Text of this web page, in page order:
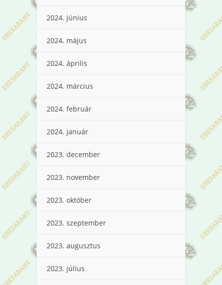
2024. június
2024. május
2024. április
2024. március
2024. február
2024. január
2023. december
2023. november
2023. október
2023. szeptember
2023. augusztus
2023. július